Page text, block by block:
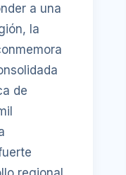
a una
la
de